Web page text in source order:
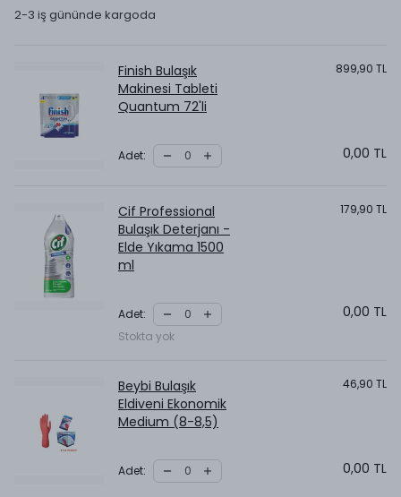
2-3 iş gününde kargoda
Finish Bulaşık
Makinesi Tableti
Quantum 72'li
899,90 TL
Adet: 0,00 TL
Cif Professional
Bulaşık Deterjanı -
Elde Yıkama 1500
ml
179,90 TL
Adet: 0,00 TL
Stokta yok
Beybi Bulaşık
Eldiveni Ekonomik
Medium (8-8,5)
46,90 TL
Adet: 0,00 TL